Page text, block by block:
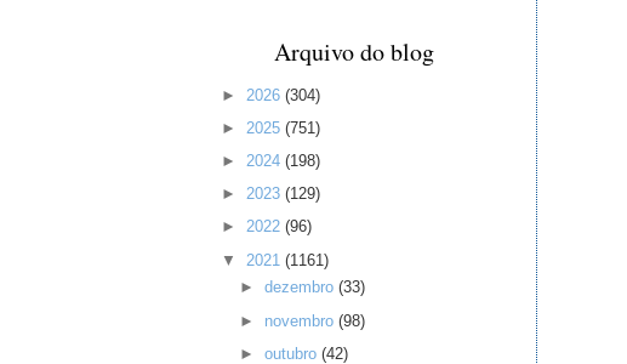
Arquivo do blog
► 2026 (304)
► 2025 (751)
► 2024 (198)
► 2023 (129)
► 2022 (96)
▼ 2021 (1161)
►dezembro(33)
► novembro(98)
►outubro(42)